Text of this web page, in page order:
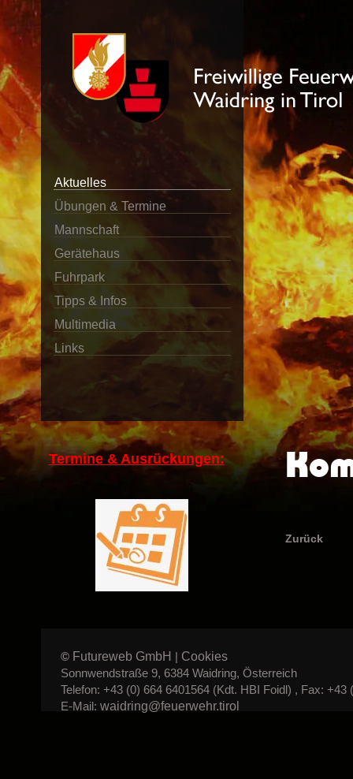
Aktuelles
Übungen & Termine
Mannschaft
Gerätehaus
Fuhrpark
Tipps & Infos
Multimedia
Links
Termine & Ausrückungen:
Zurück
© Futureweb GmbH | Cookies
Sonnwendstraße 9, 6384 Waidring, Österreich
Telefon: +43 (0) 664 6401564 (Kdt. HBI Foidl) , Fax: +43
E-Mail: waidring@feuerwehr.tirol